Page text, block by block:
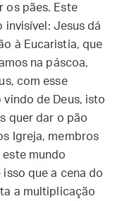
os pães. Este
invisível: Jesus dá
à Eucaristia, que
na páscoa,
com esse
de Deus, isto
quer dar o pão
Igreja, membros
mundo
que a cena do
a multiplicação